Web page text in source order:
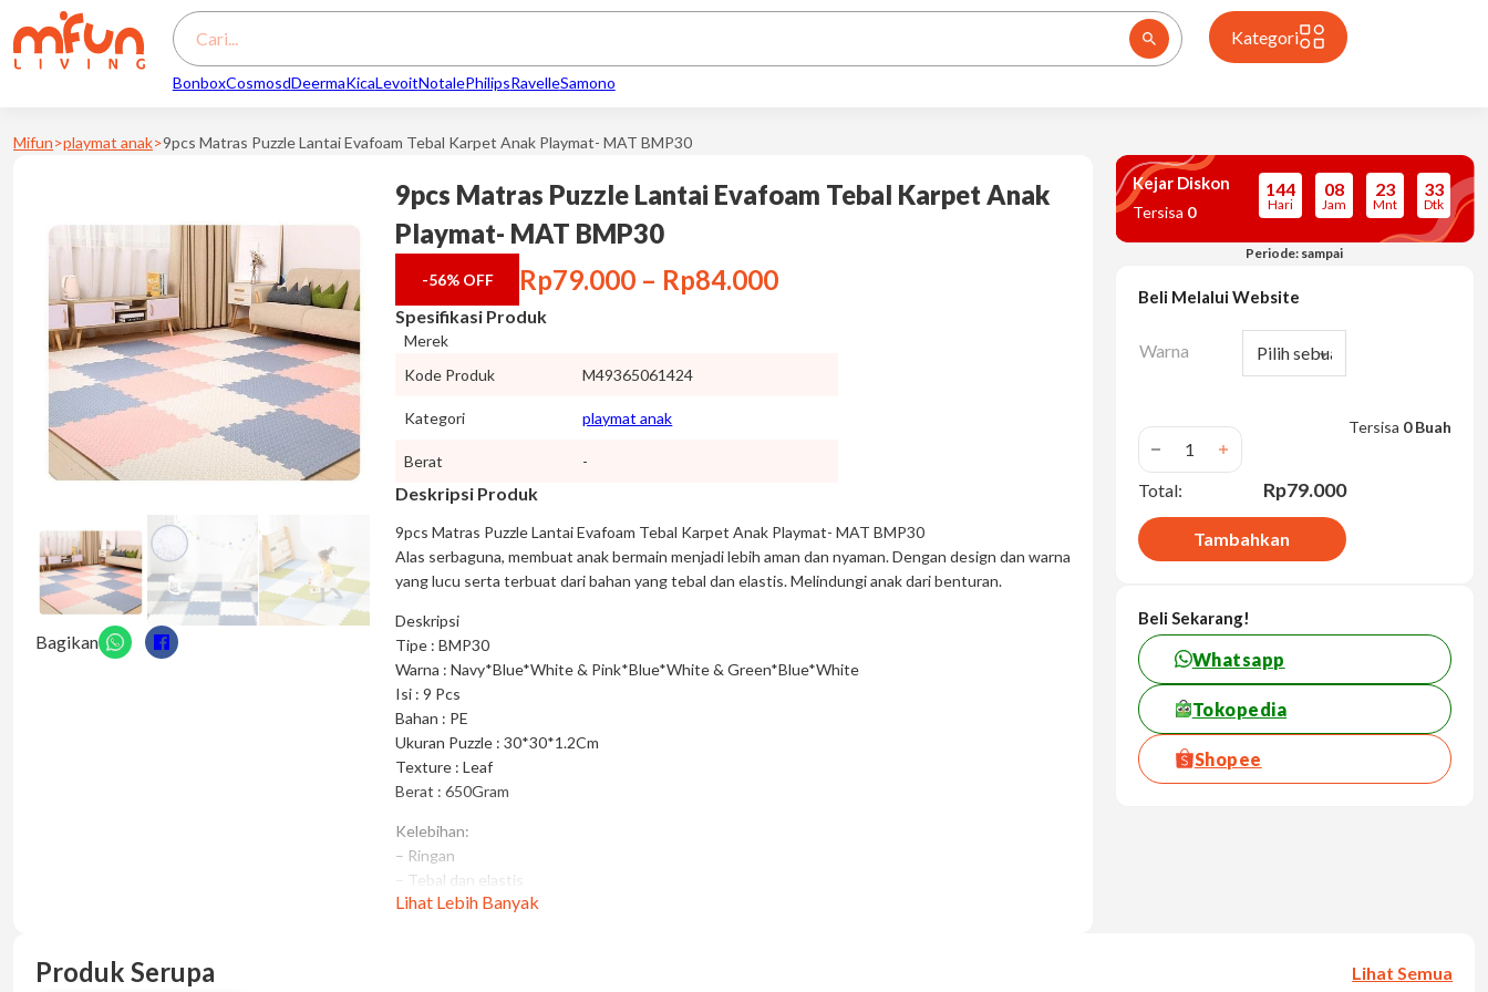
Search
BonboxCosmosdDeermaKicaLevoitNotalePhilipsRavelleSamono
Kategori
Mifun>playmat anak>9pcs Matras Puzzle Lantai Evafoam Tebal Karpet Anak Playmat- MAT BMP30
Bagikan
9pcs Matras Puzzle Lantai Evafoam Tebal Karpet Anak
Playmat- MAT BMP30
-56%OFF Rp79.000 – Rp84.000
Spesifikasi Produk
Merek
Kode Produk
M49365061424
Kategori playmat anak
Berat -
Deskripsi Produk
9pcs Matras Puzzle Lantai Evafoam Tebal Karpet Anak Playmat- MAT BMP30
Alas serbaguna, membuat anak bermain menjadi lebih aman dan nyaman. Dengan design dan warna
yang lucu serta terbuat dari bahan yang tebal dan elastis. Melindungi anak dari benturan.
Deskripsi
Tipe : BMP30
Warna : Navy*Blue*White & Pink*Blue*White & Green*Blue*White
Isi : 9 Pcs
Bahan : PE
Ukuran Puzzle : 30*30*1.2Cm
Texture : Leaf
Berat : 650Gram
Kelebihan:
– Ringan
– Tebal dan elastis
– Mudah dibersihkan
Lihat Lebih Banyak
Kejar Diskon
Tersisa 0
144
Hari
08
Jam
23
Mnt
32
Dtk
Periode: sampai
Beli Melalui Website
Warna
Kuantitas 9pcs Matras Puzzle Lantai
Tambahkan
Total: Rp79.000
Tersisa 0 Buah
Beli Sekarang!
Whatsapp
Tokopedia
Shopee
Produk Serupa Lihat Semua